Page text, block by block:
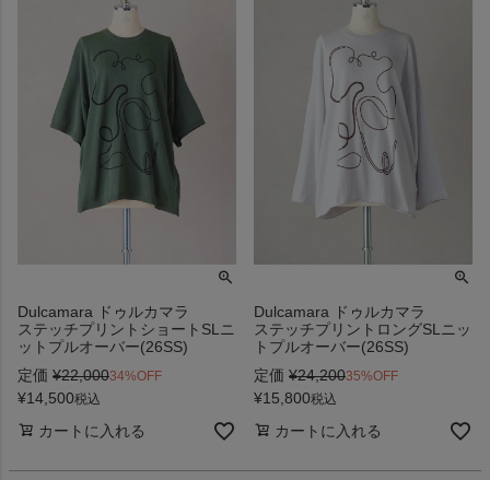
Dulcamara ドゥルカマラ
ステッチプリントショートSLニ
ットプルオーバー(26SS)
定価 ¥22,00034%OFF
¥14,500税込
カートに入れる
Dulcamara ドゥルカマラ
ステッチプリントロングSLニッ
トプルオーバー(26SS)
定価 ¥24,20035%OFF
¥15,800税込
カートに入れる